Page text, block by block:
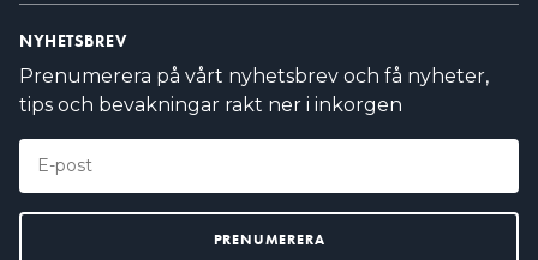
NYHETSBREV
Prenumerera på vårt nyhetsbrev och få nyheter,
tips och bevakningar rakt ner i inkorgen